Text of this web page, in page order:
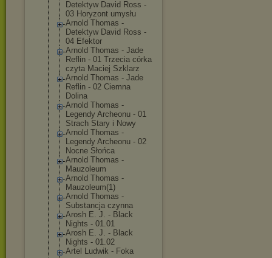
Detektyw David Ross -
03 Horyzont umysłu
Arnold Thomas -
Detektyw David Ross -
04 Efektor
Arnold Thomas - Jade
Reflin - 01 Trzecia córka
czyta Maciej Szklarz
Arnold Thomas - Jade
Reflin - 02 Ciemna
Dolina
Arnold Thomas -
Legendy Archeonu - 01
Strach Stary i Nowy
Arnold Thomas -
Legendy Archeonu - 02
Nocne Słońca
Arnold Thomas -
Mauzoleum
Arnold Thomas -
Mauzoleum(1)
Arnold Thomas -
Substancja czynna
Arosh E. J. - Black
Nights - 01.01
Arosh E. J. - Black
Nights - 01.02
Artel Ludwik - Foka